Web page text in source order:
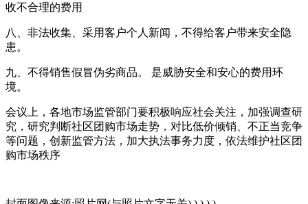
收不合理的费用
八、非法收集、采用客户个人新闻，不得给客户带来安全隐
患。
九、不得销售假冒伪劣商品。 是威胁安全和安心的费用环
境。
会议上，各地市场监管部门要积极响应社会关注，加强调查研
究，研究判断社区团购市场走势，对比低价倾销、不正当竞争
等问题，创新监管方法，加大执法事务力度，依法维护社区团
购市场秩序